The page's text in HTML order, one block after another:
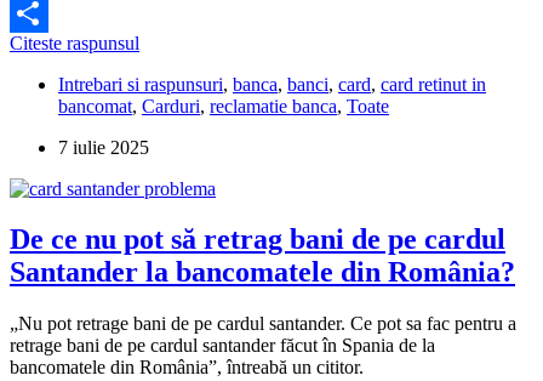
Facebook
Partajează
Citeste raspunsul
nu
pot
scot
de
cardul
Sparkasse?
Intrebari si raspunsuri, banca, banci, card, card retinut in
bancomat, Carduri, reclamatie banca, Toate
7 iulie 2025
De ce nu pot să retrag bani de pe cardul
Santander la bancomatele din România?
„Nu pot retrage bani de pe cardul santander. Ce pot sa fac pentru a
retrage bani de pe cardul santander făcut în Spania de la
bancomatele din România”, întreabă un cititor.